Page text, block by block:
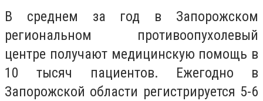
В среднем за год в Запорожском
региональном противоопухолевый
центре получают медицинскую помощь в
10 тысяч пациентов. Ежегодно в
Запорожской области регистрируется 5-6